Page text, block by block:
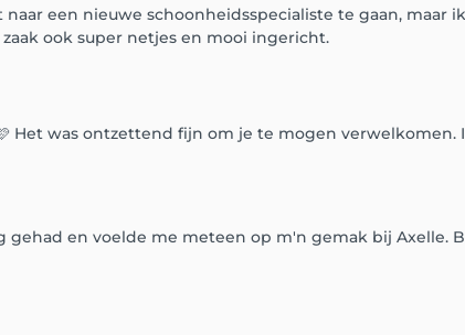
een nieuwe schoonheidsspecialiste te gaan, maar
ook super netjes en mooi ingericht.
Het was ontzettend fijn om je te mogen verwelkomen.
gehad en voelde me meteen op m'n gemak bij Axelle.